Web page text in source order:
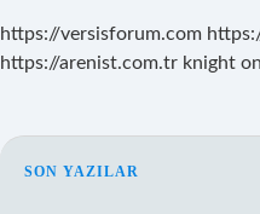
https://versisforum.com
https://arenist.com.tr knight
SIDEBAR
SON YAZILAR